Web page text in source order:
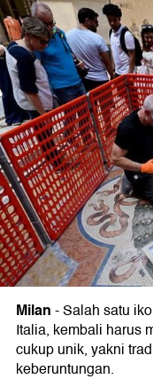
Milan-Salah satu
Italia, kembali harus
cukup unik, yakni
keberuntungan.